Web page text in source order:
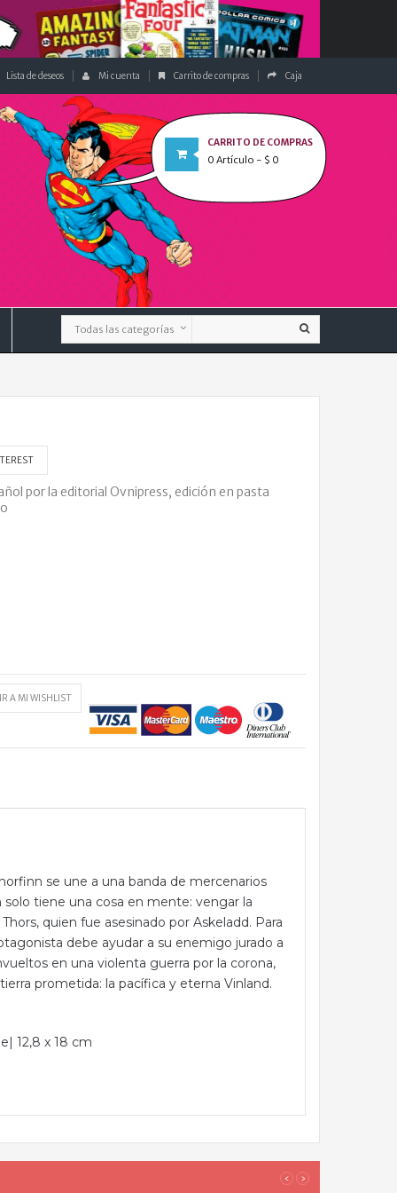
Lista de deseos Mi cuenta Carrito de compras Caja
CARRITO DE COMPRAS
0 Artículo - $ 0
por la editorial Ovnipress, edición en pasta
A MI WISHLIST
se une a una banda de mercenarios
tiene una cosa en mente: vengar la
quien fue asesinado por Askeladd. Para
debe ayudar a su enemigo jurado a
en una violenta guerra por la corona,
prometida: la pacífica y eterna Vinland.
12,8 x 18 cm
‹ ›